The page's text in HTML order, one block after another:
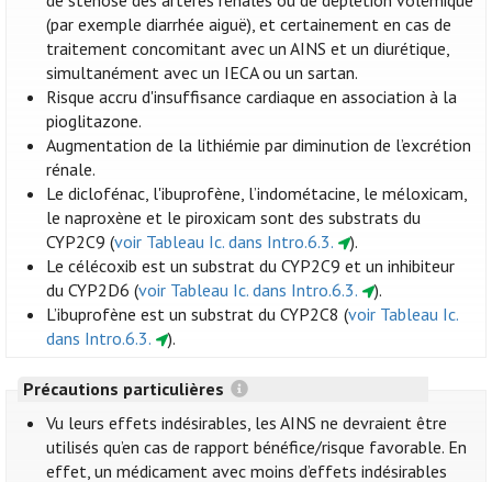
(par exemple diarrhée aiguë), et certainement en cas de
traitement concomitant avec un AINS et un diurétique,
simultanément avec un IECA ou un sartan.
Risque accru d'insuffisance cardiaque en association à la
pioglitazone.
Augmentation de la lithiémie par diminution de l’excrétion
rénale.
Le diclofénac, l'ibuprofène, l’indométacine, le méloxicam,
le naproxène et le piroxicam sont des substrats du
CYP2C9 (voir Tableau Ic. dans Intro.6.3.
).
Le célécoxib est un substrat du CYP2C9 et un inhibiteur
du CYP2D6 (voir Tableau Ic. dans Intro.6.3.
).
L’ibuprofène est un substrat du CYP2C8 (voir Tableau Ic.
dans Intro.6.3.
).
Précautions particulières
Vu leurs effets indésirables, les AINS ne devraient être
utilisés qu’en cas de rapport bénéfice/risque favorable. En
effet, un médicament avec moins d’effets indésirables